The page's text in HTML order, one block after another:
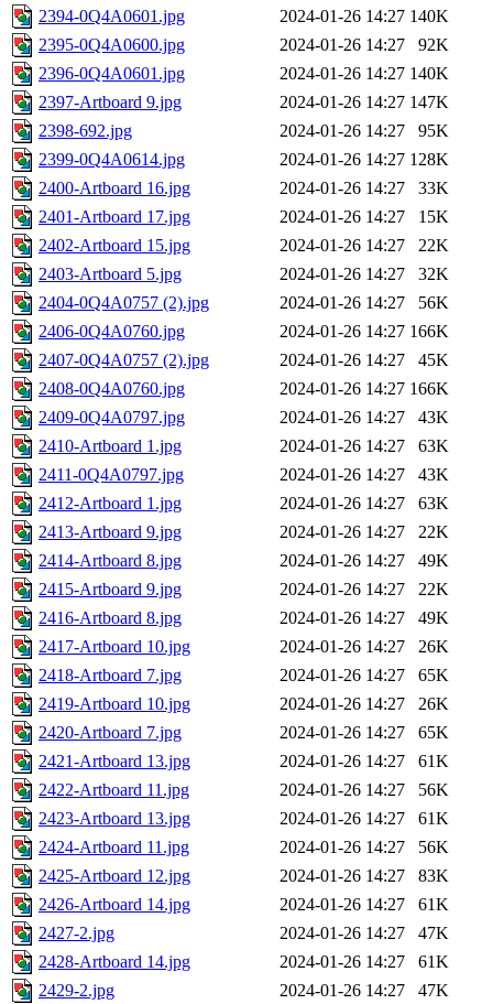
2394-0Q4A0601.jpg
2024-01-26 14:27 140K
2395-0Q4A0600.jpg
2024-01-26 14:27
92K
2396-0Q4A0601.jpg
2024-01-26 14:27 140K
2397-Artboard 9.jpg
2024-01-26 14:27 147K
2398-692.jpg
2024-01-26 14:27
95K
2399-0Q4A0614.jpg
2024-01-26 14:27 128K
2400-Artboard 16.jpg
2024-01-26 14:27
33K
2401-Artboard 17.jpg
2024-01-26 14:27
15K
2402-Artboard 15.jpg
2024-01-26 14:27
22K
2403-Artboard 5.jpg
2024-01-26 14:27
32K
2404-0Q4A0757 (2).jpg
2024-01-26 14:27
56K
2406-0Q4A0760.jpg
2024-01-26 14:27 166K
2407-0Q4A0757 (2).jpg
2024-01-26 14:27
45K
2408-0Q4A0760.jpg
2024-01-26 14:27 166K
2409-0Q4A0797.jpg
2024-01-26 14:27
43K
2410-Artboard 1.jpg
2024-01-26 14:27
63K
2411-0Q4A0797.jpg
2024-01-26 14:27
43K
2412-Artboard 1.jpg
2024-01-26 14:27
63K
2413-Artboard 9.jpg
2024-01-26 14:27
22K
2414-Artboard 8.jpg
2024-01-26 14:27
49K
2415-Artboard 9.jpg
2024-01-26 14:27
22K
2416-Artboard 8.jpg
2024-01-26 14:27
49K
2417-Artboard 10.jpg
2024-01-26 14:27
26K
2418-Artboard 7.jpg
2024-01-26 14:27
65K
2419-Artboard 10.jpg
2024-01-26 14:27
26K
2420-Artboard 7.jpg
2024-01-26 14:27
65K
2421-Artboard 13.jpg
2024-01-26 14:27
61K
2422-Artboard 11.jpg
2024-01-26 14:27
56K
2423-Artboard 13.jpg
2024-01-26 14:27
61K
2424-Artboard 11.jpg
2024-01-26 14:27
56K
2425-Artboard 12.jpg
2024-01-26 14:27
83K
2426-Artboard 14.jpg
2024-01-26 14:27
61K
2427-2.jpg
2024-01-26 14:27
47K
2428-Artboard 14.jpg
2024-01-26 14:27
61K
2429-2.jpg
2024-01-26 14:27 47K